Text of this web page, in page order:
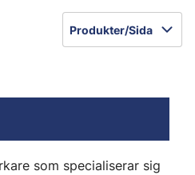
Produkter/Sida
som specialiserar sig